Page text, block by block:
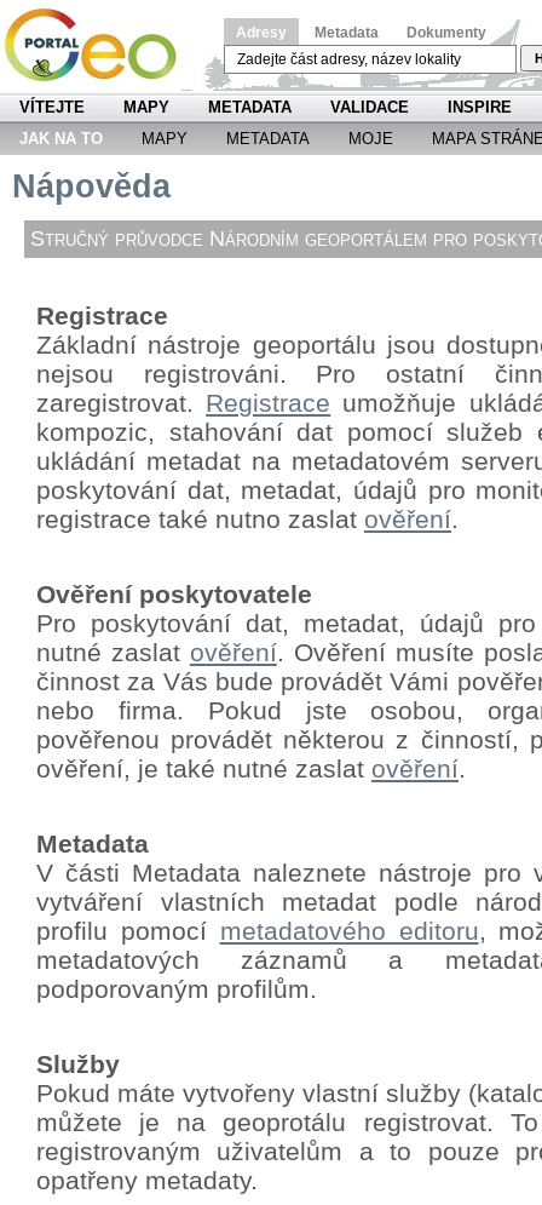
Adresy Metadata Dokumenty
VÍTEJTE MAPY METADATA VALIDACE
INSPIRE
JAK NA TO
MAPY METADATA MOJE MAPA
Nápověda
Stručný průvodce Národním geoportálem pro
Registrace
Základní nástroje geoportálu jsou
nejsou registrováni. Pro ostatní
zaregistrovat. Registrace umožňuje
kompozic, stahování dat pomocíslužeb
ukládání metadat na metadatovém
poskytování dat, metadat, údajů pro
registrace také nutno zaslat ověření.
Ověření poskytovatele
Pro poskytování dat, metadat, údajů
nutné zaslat ověření. Ověření musíte
činnost za Vás bude provádět Vámi
nebo firma. Pokud jste osobou,
pověřenou provádět některou z činností,
ověření, je také nutné zaslat ověření.
Metadata
V části Metadata naleznete nástroje pro
vytváření vlastních metadat podle
profilu pomocí metadatového editoru,
metadatových záznamů a
podporovaným profilům.
Služby
Pokud máte vytvořeny vlastní služby
můžete je na geoprotálu registrovat.
registrovaným uživatelům a to pouze
opatřeny metadaty.